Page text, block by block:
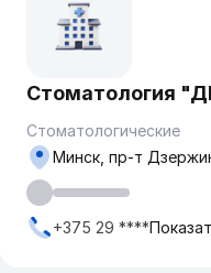
Стоматология
Стоматологические
Минск, пр-т
+375 29 ****